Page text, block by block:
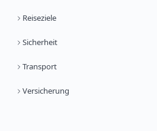
Reiseziele
Sicherheit
Transport
Versicherung